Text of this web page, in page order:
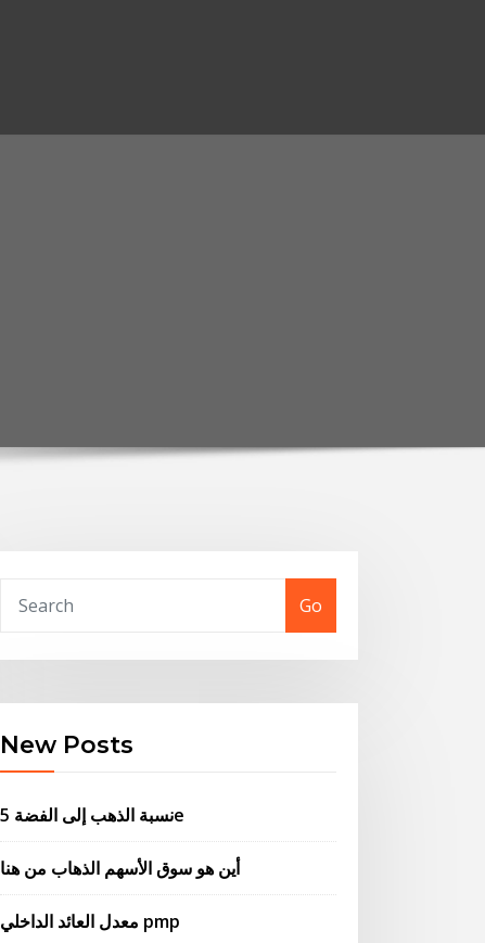
Go
New Posts
نسبة الذهب إلى الفضة 5e
أين هو سوق الأسهم الذهاب من هنا
معدل العائد الداخلي pmp